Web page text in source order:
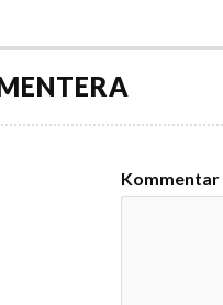
Kommentar